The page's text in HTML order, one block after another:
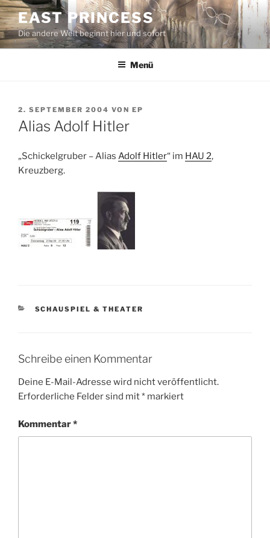
Zum
Inhalt
springen
EAST PRINCESS
Die andere Welt beginnt hier und sofort
Menü
VERÖFFENTLICHT
AM
2. SEPTEMBER 2004 VON EP
Alias Adolf Hitler
„Schickelgruber – Alias Adolf Hitler“ im HAU 2,
Kreuzberg.
KATEGORIEN
SCHAUSPIEL & THEATER
Schreibe einen Kommentar
Deine E-Mail-Adresse wird nicht veröffentlicht.
Erforderliche Felder sind mit* markiert
Kommentar*